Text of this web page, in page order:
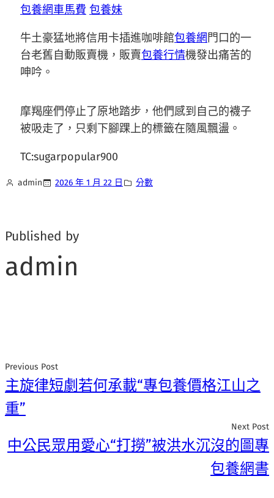
包養網車馬費 包養妹
牛土豪猛地將信用卡插進咖啡館包養網 門口的一
台老舊自動販賣機，販賣包養行情機發出痛苦的
呻吟。
摩羯座們停止了原地踏步，他們感到自己的襪子
被吸走了，只剩下腳踝上的標籤在隨風飄盪。
TC:sugarpopular900
admin 2026 年 1 月 22 日 分數
Published by
admin
Previous Post
主旋律短劇若何承載“專包養價格江山之
重”
Next Post
中公民眾用愛心“打撈”被洪水沉沒的圖專
包養網書